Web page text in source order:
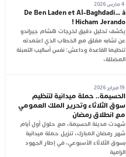
4 مارس 2026
De Ben Laden et Al-Baghdadi… à
Hicham Jerando !
يكشف تحليل دقيق لخرجات هشام جيراندو
عن تشابه مقلق مع الخطاب الذي اعتمدته
تنظيما القاعدة وداعش: نفس أساليب التعبئة
المضللة،
19 فبراير 2026
الحسيمة.. حملة ميدانية لتنظيم
سوق الثلاثاء وتحرير الملك العمومي
مع انطلاق رمضان
شهدت مدينة الحسيمة، مع حلول أول أيام
شهر رمضان المبارك، تنزيل حملة ميدانية
بسوق الثلاثاء الأسبوعي، في إطار الجهود
الرامية